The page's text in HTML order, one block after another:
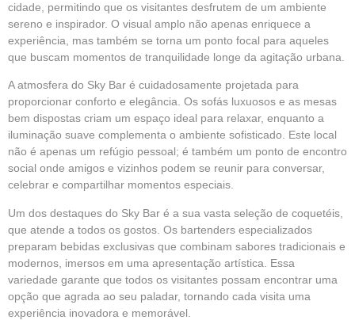
cidade, permitindo que os visitantes desfrutem de um ambiente
sereno e inspirador. O visual amplo não apenas enriquece a
experiência, mas também se torna um ponto focal para aqueles
que buscam momentos de tranquilidade longe da agitação urbana.
A atmosfera do Sky Bar é cuidadosamente projetada para
proporcionar conforto e elegância. Os sofás luxuosos e as mesas
bem dispostas criam um espaço ideal para relaxar, enquanto a
iluminação suave complementa o ambiente sofisticado. Este local
não é apenas um refúgio pessoal; é também um ponto de encontro
social onde amigos e vizinhos podem se reunir para conversar,
celebrar e compartilhar momentos especiais.
Um dos destaques do Sky Bar é a sua vasta seleção de coquetéis,
que atende a todos os gostos. Os bartenders especializados
preparam bebidas exclusivas que combinam sabores tradicionais e
modernos, imersos em uma apresentação artística. Essa
variedade garante que todos os visitantes possam encontrar uma
opção que agrada ao seu paladar, tornando cada visita uma
experiência inovadora e memorável.